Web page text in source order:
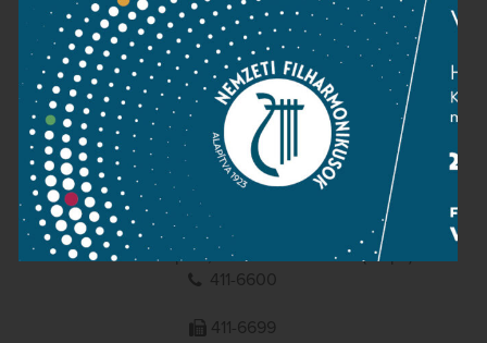
NEMZETI
FILHARMONIKUSOK
1095 Budapest, Komor Marcell u. 1. (Müpa)
411-6600
411-6699